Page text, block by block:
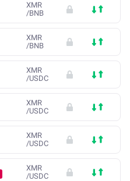
XMR
/BNB
XMR
/BNB
XMR
/USDC
XMR
/USDC
XMR
/USDC
XMR
/USDC